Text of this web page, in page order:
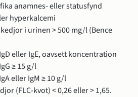
anamnes- eller statusfynd
hyperkalcemi
i urinen > 500 mg/l (Bence
eller IgE, oavsett koncentration
≥ 15 g/l
eller IgM ≥ 10 g/l
(FLC-kvot) < 0,26 eller > 1,65.